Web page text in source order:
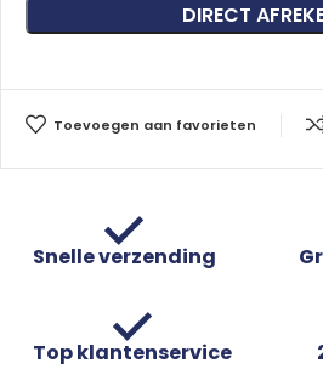
DIRECT
Toevoegen aan favorieten
Snelle verzending
Top klantenservice